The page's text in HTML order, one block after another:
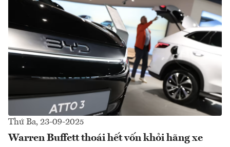
Thứ Ba, 23-09-2025
Warren Buffett thoái hết vốn khỏi hãng xe